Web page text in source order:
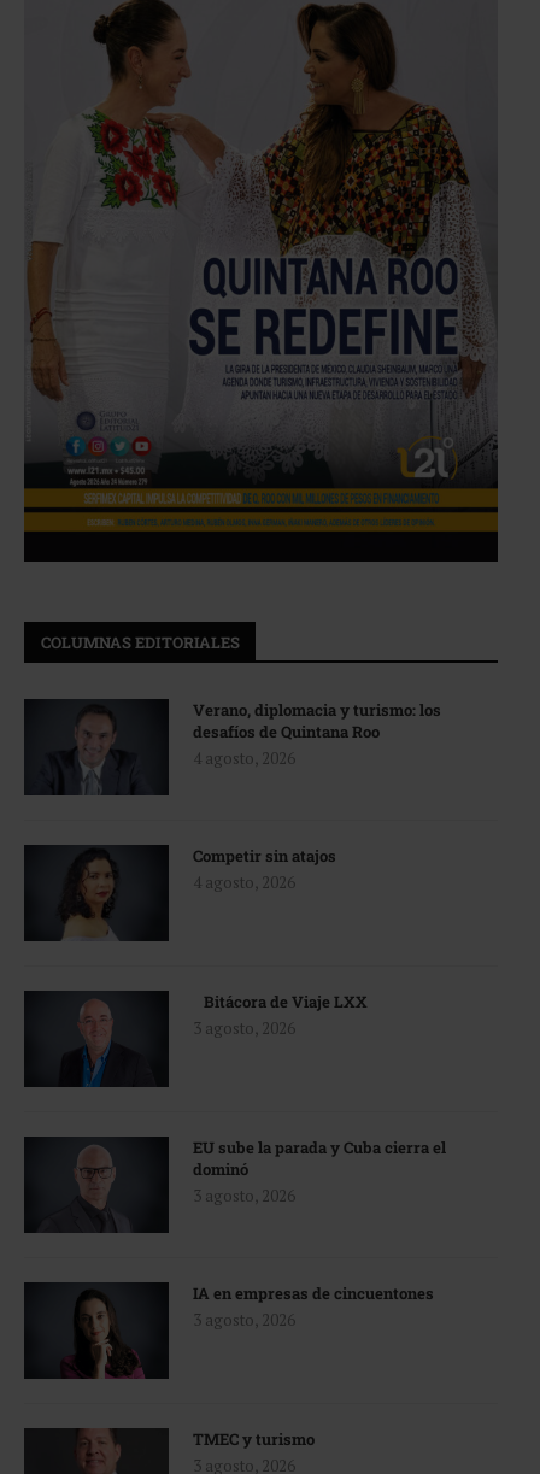
COLUMNAS EDITORIALES
Verano, diplomacia y turismo: los
desafíos de Quintana Roo
4 agosto, 2026
Competir sin atajos
4 agosto, 2026
Bitácora de Viaje LXX
3 agosto, 2026
EU sube la parada y Cuba cierra el
dominó
3 agosto, 2026
IA en empresas de cincuentones
3 agosto, 2026
TMEC y turismo
3 agosto, 2026